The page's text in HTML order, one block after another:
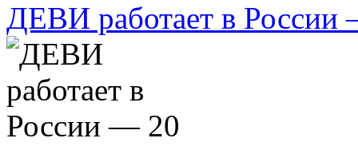
ДЕВИ работает в России